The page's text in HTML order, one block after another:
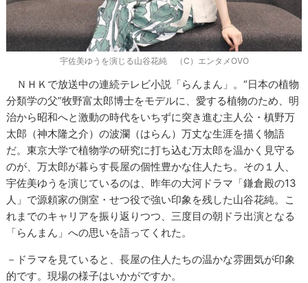
宇佐美ゆうを演じる山谷花純 （C）エンタメOVO
ＮＨＫで放送中の連続テレビ小説「らんまん」。“日本の植物
分類学の父”牧野富太郎博士をモデルに、愛する植物のため、明
治から昭和へと激動の時代をいちずに突き進む主人公・槙野万
太郎（神木隆之介）の波瀾（はらん）万丈な生涯を描く物語
だ。東京大学で植物学の研究に打ち込む万太郎を温かく見守る
のが、万太郎が暮らす長屋の個性豊かな住人たち。その１人、
宇佐美ゆうを演じているのは、昨年の大河ドラマ「鎌倉殿の13
人」で源頼家の側室・せつ役で強い印象を残した山谷花純。こ
れまでのキャリアを振り返りつつ、三度目の朝ドラ出演となる
「らんまん」への思いを語ってくれた。
－ドラマを見ていると、長屋の住人たちの温かな雰囲気が印象
的です。現場の様子はいかがですか。